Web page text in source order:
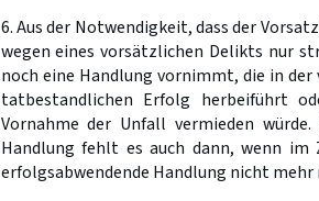
6. Aus der Notwendigkeit, dass der
wegen eines vorsätzlichen Delikts nur
noch eine Handlung vornimmt, die in
tatbestandlichen Erfolg herbeiführt
Vornahme der Unfall vermieden
Handlung fehlt es auch dann, wenn
erfolgsabwendende Handlung nicht